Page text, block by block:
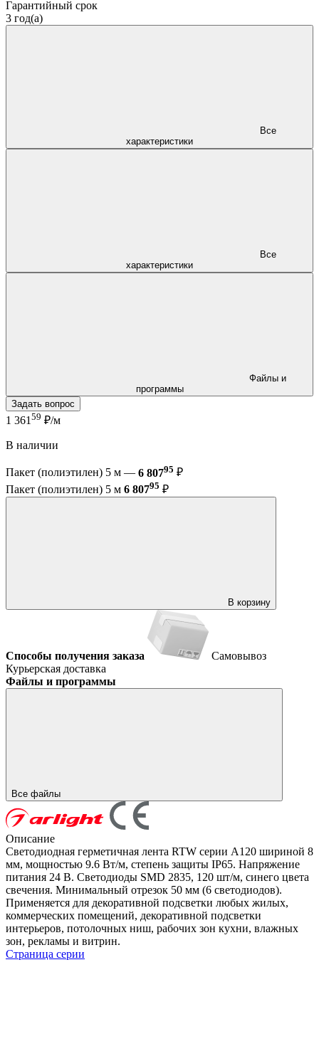
Гарантийный срок
3 год(а)
характеристики
характеристики
программы
Задать вопрос
1 361 59 ₽/м
В наличии
Пакет (полиэтилен) 5 м — 6 80795 ₽
Пакет (полиэтилен) 5 м 6 80795 ₽
В корзину
Способы получения заказа
Самовывоз
Курьерская доставка
Файлы и программы
Все файлы
Описание
Светодиодная герметичная лента RTW серии A120 шириной 8
мм, мощностью 9.6 Вт/м, степень защиты IP65. Напряжение
питания 24 В. Светодиоды SMD 2835, 120 шт/м, синего цвета
свечения. Минимальный отрезок 50 мм (6 светодиодов).
Применяется для декоративной подсветки любых жилых,
коммерческих помещений, декоративной подсветки
интерьеров, потолочных ниш, рабочих зон кухни, влажных
зон, рекламы и витрин.
Страница серии